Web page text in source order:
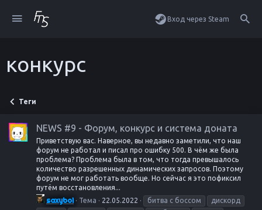
Вход через Steam
конкурс
Теги
NEWS #9 - Форум, конкурс и система доната
Приветствую вас. Наверное, вы недавно заметили, что наш
форум не работал и писал про ошибку 500. В чём же была
проблема? Проблема была в том, что тогда превышалось
количество разрешенных динамических запросов. Поэтому
форум не мог работать вообще. Но сейчас я это пофиксил
путём восстановления...
saxyboi Тема 22.05.2022 битва с боссом
дискорд